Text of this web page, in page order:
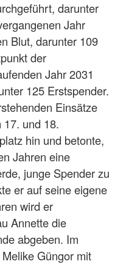
darunter
Jahr
Blut, darunter 109
der
Jahr 2031
125 Erstspender.
Einsätze
und 18.
hin und betonte,
Jahren eine
junge Spender zu
er auf seine eigene
wird er
Annette die
abgeben. Im
Güngor mit